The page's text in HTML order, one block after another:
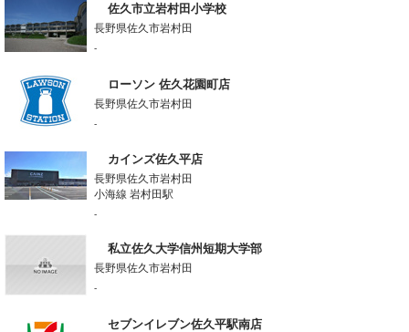
佐久市立岩村田小学校
長野県佐久市岩村田
-
ローソン 佐久花園町店
長野県佐久市岩村田
-
カインズ佐久平店
長野県佐久市岩村田
小海線 岩村田駅
-
私立佐久大学信州短期大学部
長野県佐久市岩村田
-
セブンイレブン佐久平駅南店